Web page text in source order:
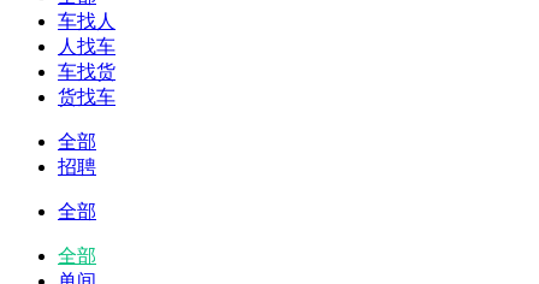
车找人
人找车
车找货
货找车
全部
招聘
全部
全部